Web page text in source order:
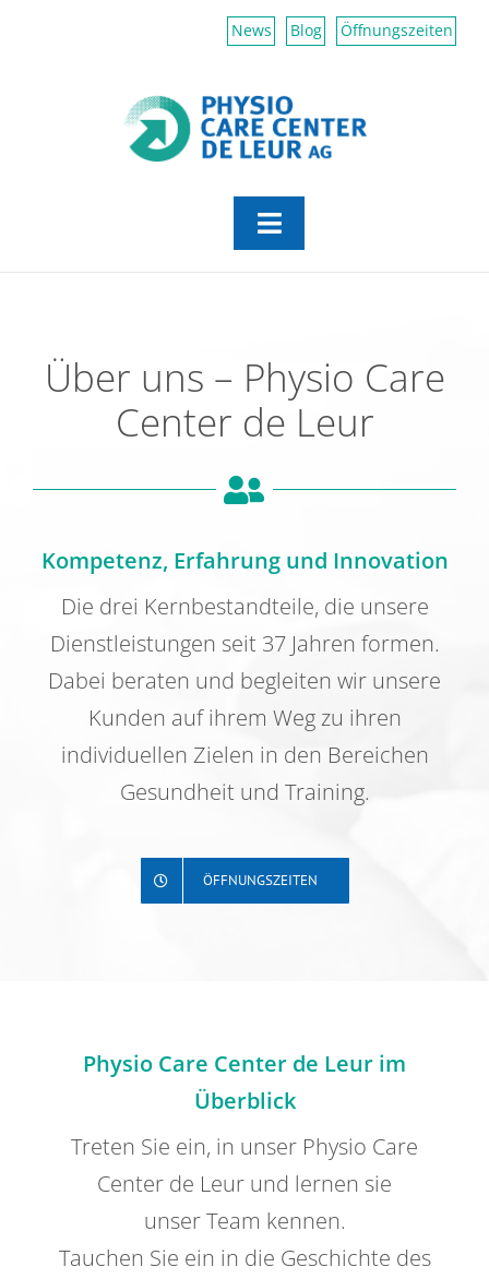
News Blog Öffnungszeiten
Toggle
Physiotherapie
Erfahrungsmedizin
Kontakt
Offene Stellen
Über uns – Physio Care
Center de Leur
Kompetenz, Erfahrung und Innovation
Die drei Kernbestandteile, die unsere
Dienstleistungen seit 37 Jahren formen.
Dabei beraten und begleiten wir unsere
Kunden auf ihrem Weg zu ihren
individuellen Zielen in den Bereichen
Gesundheit und Training.
ÖFFNUNGSZEITEN
Physio Care Center de Leur im
Überblick
Treten Sie ein, in unser Physio Care
Center de Leur und lernen sie
unser Team kennen.
Tauchen Sie ein in die Geschichte des